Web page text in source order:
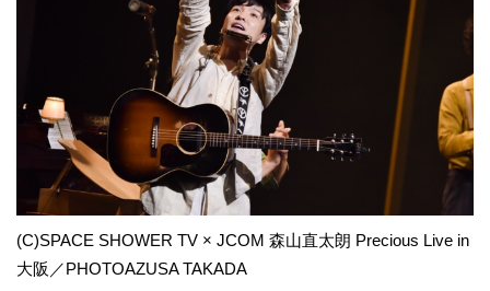
(C)SPACE SHOWER TV × JCOM 森山直太朗 Precious Live in
大阪／PHOTOAZUSA TAKADA